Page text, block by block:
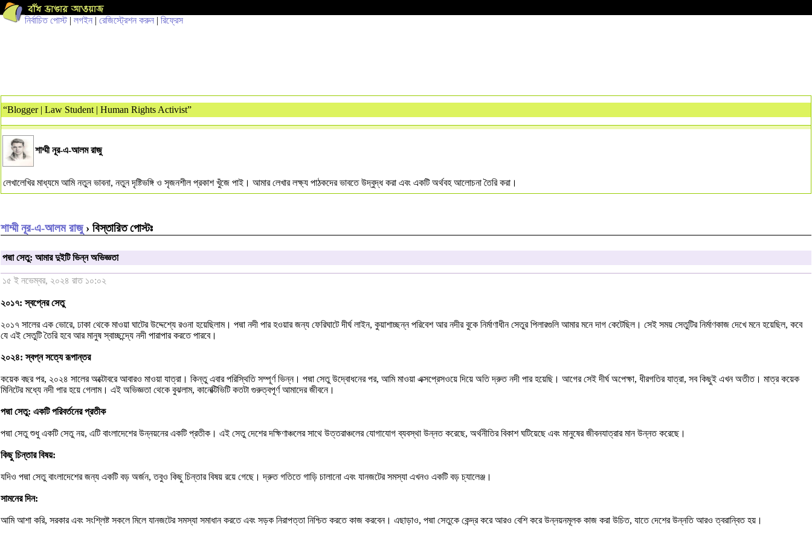
নির্বাচিত পোস্ট| লগইন | রেজিস্ট্রেশন করুন | রিফ্রেস
“Blogger | Law Student | Human Rights Activist”
শাম্মী নূর-এ-আলম রাজু
লেখালেখির মাধ্যমে আমি নতুন ভাবনা, নতুন দৃষ্টিভঙ্গি ও সৃজনশীল প্রকাশ খুঁজে পাই। আমার লেখার লক্ষ্য পাঠকদের ভাবতে উদ্বুদ্ধ করা এবং একটি অর্থবহ আলোচনা তৈরি করা।
শাম্মী নূর-এ-আলম রাজু› বিস্তারিত পোস্টঃ
পদ্মা সেতু: আমার দুইটি ভিন্ন অভিজ্ঞতা
১৫ ই নভেম্বর, ২০২৪ রাত ১০:০২
২০১৭: স্বপ্নের সেতু
২০১৭ সালের এক ভোরে, ঢাকা থেকে মাওয়া ঘাটের উদ্দেশ্যে রওনা হয়েছিলাম। পদ্মা নদী পার হওয়ার জন্য ফেরিঘাটে দীর্ঘ লাইন, কুয়াশাচ্ছন্ন পরিবেশ আর নদীর বুকে নির্মাণাধীন সেতুর পিলারগুলি আমার মনে দাগ কেটেছিল। সেই সময় সেতুটির নির্মাণকাজ দেখে মনে হয়েছিল, কবে
যে এই সেতুটি তৈরি হবে আর মানুষ স্বাচ্ছন্দ্যে নদী পারাপার করতে পারবে।
২০২৪: স্বপ্ন সত্যে রূপান্তর
কয়েক বছর পর, ২০২৪ সালের অক্টোবরে আবারও মাওয়া যাত্রা। কিন্তু এবার পরিস্থিতি সম্পূর্ণ ভিন্ন। পদ্মা সেতু উদ্বোধনের পর, আমি মাওয়া এক্সপ্রেসওয়ে দিয়ে অতি দ্রুত নদী পার হয়েছি। আগের সেই দীর্ঘ অপেক্ষা, ধীরগতির যাত্রা, সব কিছুই এখন অতীত। মাত্র কয়েক
মিনিটের মধ্যে নদী পার হয়ে গেলাম। এই অভিজ্ঞতা থেকে বুঝলাম, কানেক্টিভিটি কতটা গুরুত্বপূর্ণ আমাদের জীবনে।
পদ্মা সেতু: একটি পরিবর্তনের প্রতীক
পদ্মা সেতু শুধু একটি সেতু নয়, এটি বাংলাদেশের উন্নয়নের একটি প্রতীক। এই সেতু দেশের দক্ষিণাঞ্চলের সাথে উত্তরাঞ্চলের যোগাযোগ ব্যবস্থা উন্নত করেছে, অর্থনীতির বিকাশ ঘটিয়েছে এবং মানুষের জীবনযাত্রার মান উন্নত করেছে।
কিছু চিন্তার বিষয়:
যদিও পদ্মা সেতু বাংলাদেশের জন্য একটি বড় অর্জন, তবুও কিছু চিন্তার বিষয় রয়ে গেছে। দ্রুত গতিতে গাড়ি চালানো এবং যানজটের সমস্যা এখনও একটি বড় চ্যালেঞ্জ।
সামনের দিন:
আমি আশা করি, সরকার এবং সংশ্লিষ্ট সকলে মিলে যানজটের সমস্যা সমাধান করতে এবং সড়ক নিরাপত্তা নিশ্চিত করতে কাজ করবেন। এছাড়াও, পদ্মা সেতুকে কেন্দ্র করে আরও বেশি করে উন্নয়নমূলক কাজ করা উচিত, যাতে দেশের উন্নতি আরও ত্বরান্বিত হয়।